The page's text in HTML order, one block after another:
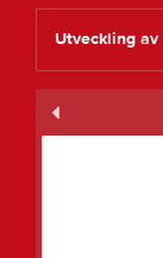
Utveckling